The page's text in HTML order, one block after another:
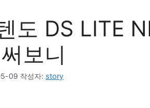
도 DS LITE
보니
09 작성자: story